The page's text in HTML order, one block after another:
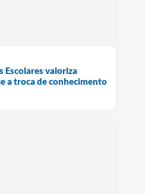
Escolares valoriza
a troca de conhecimento